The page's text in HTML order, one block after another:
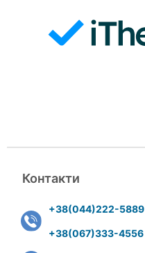
Контакти
+38(044)222-5889
+38(067)333-4556